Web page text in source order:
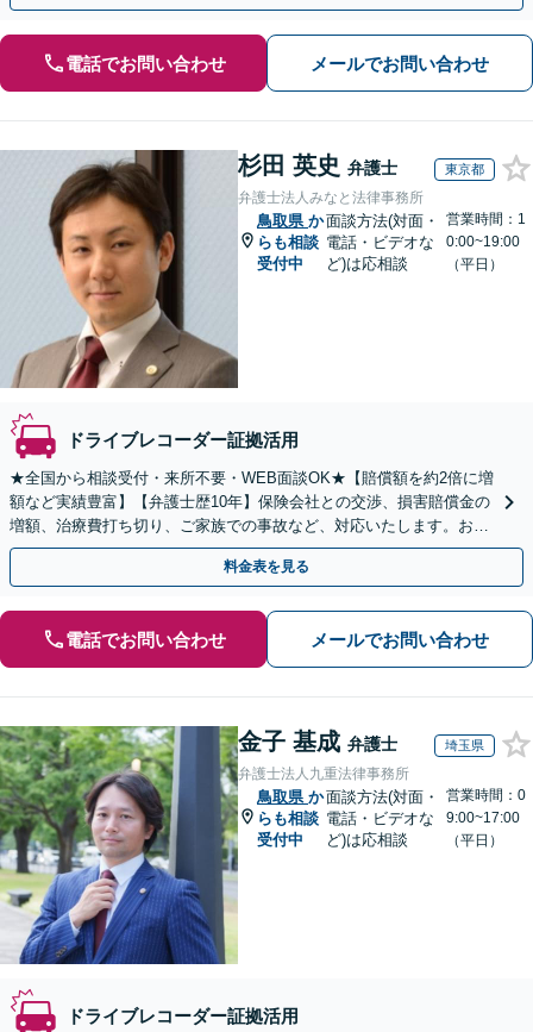
電話でお問い合わせ メールでお問い合わせ
杉田 英史 弁護士 東京都
弁護士法人みなと法律事務所
鳥取県 か
らも相談
受付中
面談方法(対面・
電話・ビデオな
ど)は応相談
営業時間：1
0:00~19:00
（平日）
ドライブレコーダー証拠活用
★全国から相談受付・来所不要・WEB面談OK★【賠償額を約2倍に増
額など実績豊富】【弁護士歴10年】保険会社との交渉、損害賠償金の
増額、治療費打ち切り、ご家族での事故など、対応いたします。お早
めにご相談ください【初回相談・着手金無料】
料金表を見る
電話でお問い合わせ メールでお問い合わせ
金子 基成 弁護士 埼玉県
弁護士法人九重法律事務所
鳥取県 か
らも相談
受付中
面談方法(対面・
電話・ビデオな
ど)は応相談
営業時間：0
9:00~17:00
（平日）
ドライブレコーダー証拠活用